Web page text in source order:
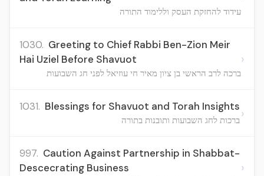
עידוד להחזקת העסק וללימוד התורה
1030. Greeting to Chief Rabbi Ben-Zion Meir
Hai Uziel Before Shavuot
ברכה לרב הראשי בן ציון מאיר חי עוזיאל לפני חג השבועות
›
1031. Blessings for Shavuot and Torah Insights
ברכות לחג השבועות ותובנות בתורה ›
997. Caution Against Partnership in Shabbat-
Descecrating Business
›